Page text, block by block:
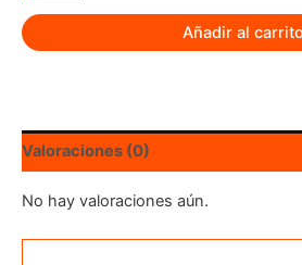
1.12”
2hojas
Añadir al carrito
Valoraciones (0)
No hay valoraciones aún.